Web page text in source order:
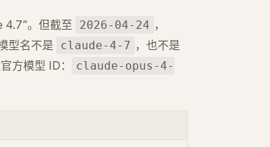
4.7”。但截至 2026-04-24 ，
型名不是 claude-4-7 ，也不是
方模型 ID：
claude-opus-4-